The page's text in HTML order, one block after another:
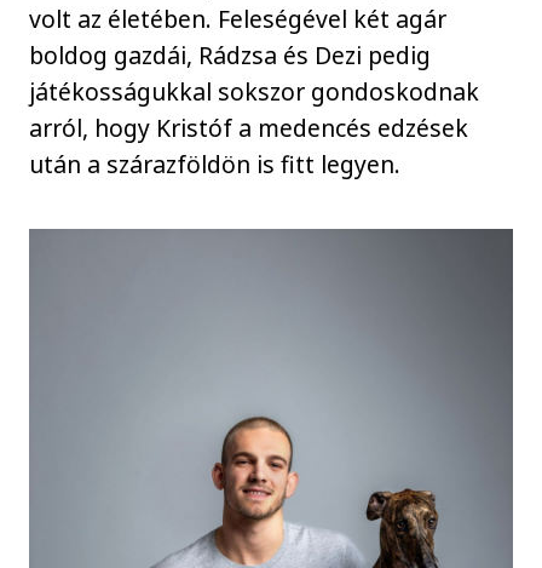
volt az életében. Feleségével két agár
boldog gazdái, Rádzsa és Dezi pedig
játékosságukkal sokszor gondoskodnak
arról, hogy Kristóf a medencés edzések
után a szárazföldön is fitt legyen.